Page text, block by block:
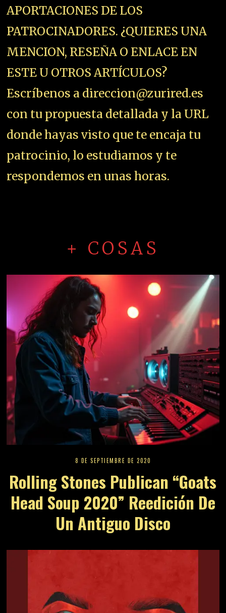
APORTACIONES DE LOS
PATROCINADORES. ¿QUIERES UNA
MENCION, RESEÑA O ENLACE EN
ESTE U OTROS ARTÍCULOS?
Escríbenos a direccion@zurired.es
con tu propuesta detallada y la URL
donde hayas visto que te encaja tu
patrocinio, lo estudiamos y te
respondemos en unas horas.
+ COSAS
8 DE SEPTIEMBRE DE 2020
Rolling Stones Publican “Goats
Head Soup 2020” Reedición De
Un Antiguo Disco